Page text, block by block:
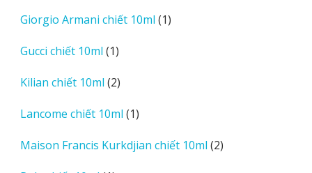
phẩm
Giorgio Armani chiết 10ml 11
Gucci chiết 10ml 11
phẩm
Kilian chiết 10ml 22
phẩm
Lancome chiết 10ml 11
phẩm
Maison Francis Kurkdjian chiết 10ml 22